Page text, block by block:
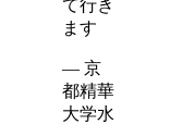
て行き
ます
— 京
都精華
大学水